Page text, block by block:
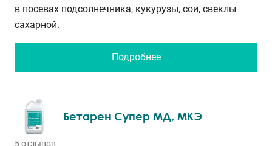
в посевах подсолнечника, кукурузы, сои, свеклы
сахарной.
Подробнее
Бетарен Супер МД, МКЭ
5 отзывов